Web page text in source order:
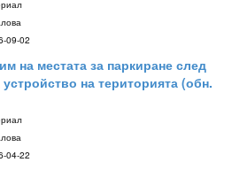
09-02
на местата за паркиране след
на територията (обн.
04-22